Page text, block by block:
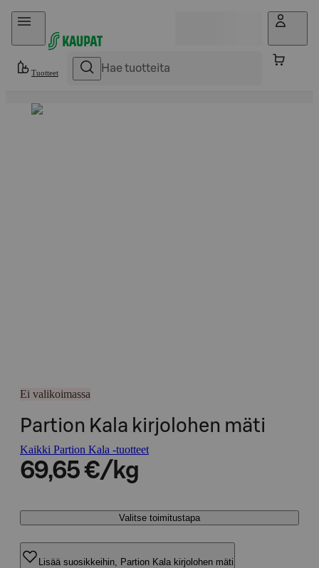
Hyppää sisältöön
Tuotteet
Ei valikoimassa
Partion Kala kirjolohen mäti
Kaikki Partion Kala -tuotteet
69,65 €/kg
Valitse toimitustapa
Lisää suosikkeihin, Partion Kala kirjolohen mäti